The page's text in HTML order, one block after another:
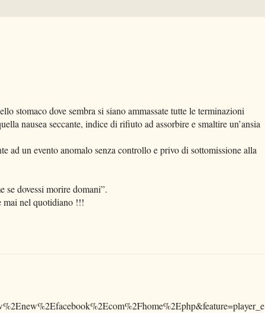
stomaco dove sembra si siano ammassate tutte le terminazioni
nausea seccante, indice di rifiuto ad assorbire e smaltire un’ansia
ad un evento anomalo senza controllo e privo di sottomissione alla
se dovessi morire domani”.
mai nel quotidiano !!!